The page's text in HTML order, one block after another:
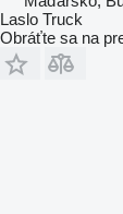
Laslo Truck
Obráťte sa na